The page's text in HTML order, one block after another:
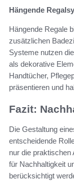
Hängende
Hängende Regale
zusätzlichen
Systeme nutzen
als dekorative
Handtücher,
präsentieren und
Fazit:
Die Gestaltung
entscheidende
nur die
für Nachhaltigkeit
berücksichtigt